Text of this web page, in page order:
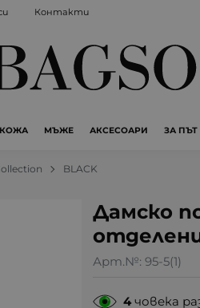
Контакти
КОЖА МЪЖЕ АКСЕСОАРИ ЗА ПЪТ
BLACK
Дамско
Арт.№: 95-5(1)
4човека